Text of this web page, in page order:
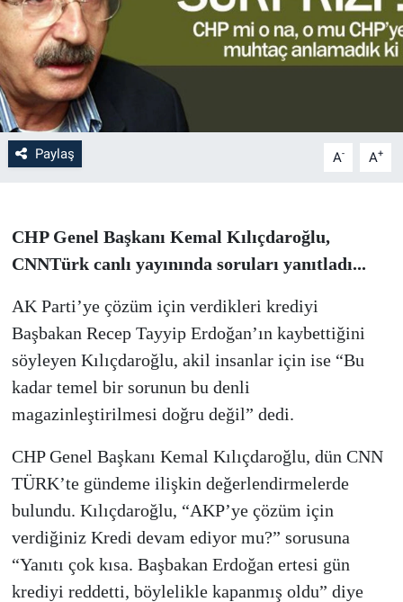
Paylaş A- A+
CHP Genel Başkanı Kemal Kılıçdaroğlu,
CNNTürk canlı yayınında soruları yanıtladı...
AK Parti’ye çözüm için verdikleri krediyi
Başbakan Recep Tayyip Erdoğan’ın kaybettiğini
söyleyen Kılıçdaroğlu, akil insanlar için ise “Bu
kadar temel bir sorunun bu denli
magazinleştirilmesi doğru değil” dedi.
CHP Genel Başkanı Kemal Kılıçdaroğlu, dün CNN
TÜRK’te gündeme ilişkin değerlendirmelerde
bulundu. Kılıçdaroğlu, “AKP’ye çözüm için
verdiğiniz Kredi devam ediyor mu?” sorusuna
“Yanıtı çok kısa. Başbakan Erdoğan ertesi gün
krediyi reddetti, böylelikle kapanmış oldu” diye